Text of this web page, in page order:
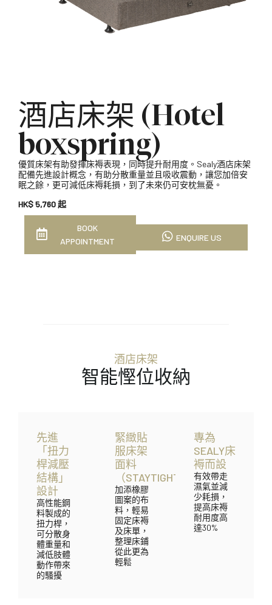
酒店床架 (Hotel
boxspring)
優質床架有助發揮床褥表現，同時提升耐用度。Sealy酒店床架
配備先進設計概念，有助分散重量並且吸收震動，讓您加倍安
眠之餘，更可減低床褥耗損，到了未來仍可安枕無憂。
HK$ 5,760 起
BOOK
APPOINTMENT
ENQUIRE US
酒店床架
智能慳位收納
先進
「扭力
桿減壓
結構」
設計
高性能鋼
料製成的
扭力桿，
可分散身
體重量和
減低肢體
動作帶來
的騷擾
緊緻貼
服床架
面料
（STAYTIGHT）
加添橡膠
圖案的布
料，輕易
固定床褥
及床單，
整理床鋪
從此更為
輕鬆
專為
SEALY床
褥而設
有效帶走
濕氣並減
少耗損，
提高床褥
耐用度高
達30%